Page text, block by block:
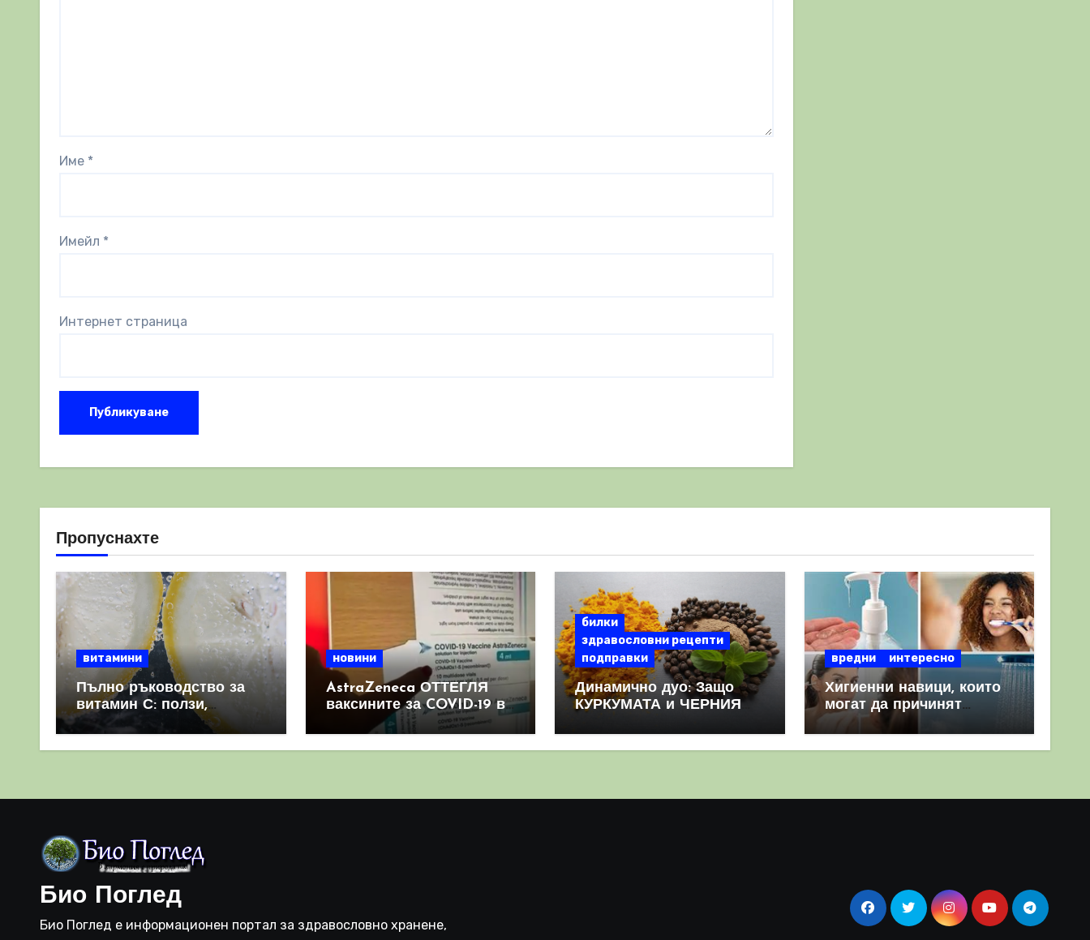
Име *
Имейл *
Интернет страница
Пропуснахте
витамини
Пълно ръководство за
витамин С: ползи,
източници и защо е
важен за имунната
новини
AstraZeneca ОТТЕГЛЯ
ваксините за COVID-19 в
световен мащаб, след
като призна, че те
билки
здравословни рецепти
подправки
Динамично дуо: Защо
КУРКУМАТА и ЧЕРНИЯ
комбинация
вредни интересно
Хигиенни навици, които
могат да причинят
повече вреда, отколкото
полза
Био Поглед
Био Поглед е информационен портал за здравословно хранене,